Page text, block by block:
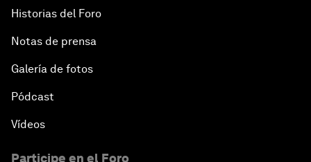
Historias del Foro
Notas de prensa
Galería de fotos
Pódcast
Vídeos
Participe en el Foro